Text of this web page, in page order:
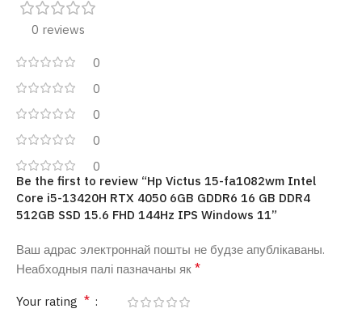
0 reviews
0
0
0
0
0
Be the first to review “Hp Victus 15-fa1082wm Intel
Core i5-13420H RTX 4050 6GB GDDR6 16 GB DDR4
512GB SSD 15.6 FHD 144Hz IPS Windows 11”
Ваш адрас электроннай пошты не будзе апублікаваны.
Неабходныя палі пазначаны як*
Your rating *